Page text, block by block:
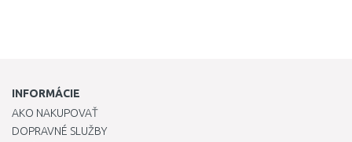
INFORMÁCIE
AKO NAKUPOVAŤ
DOPRAVNÉ SLUŽBY